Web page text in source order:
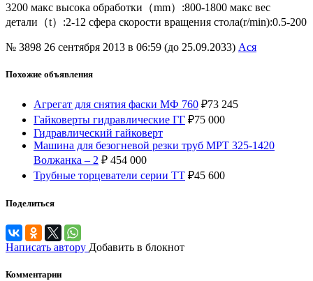
3200 макс высока обработки（mm）:800-1800 макс вес
детали（t）:2-12 сфера скорости вращения стола(r/min):0.5-200
№ 3898 26 сентября 2013 в 06:59 (до 25.09.2033) Ася
Похожие объявления
Агрегат для снятия фаски МФ 760 ₽73 245
Гайковерты гидравлические ГГ ₽75 000
Гидравлический гайковерт
Машина для безогневой резки труб МРТ 325-1420
Волжанка – 2 ₽ 454 000
Трубные торцеватели серии ТТ ₽45 600
Поделиться
Написать автору Добавить в блокнот
Комментарии